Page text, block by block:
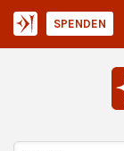
SPENDEN